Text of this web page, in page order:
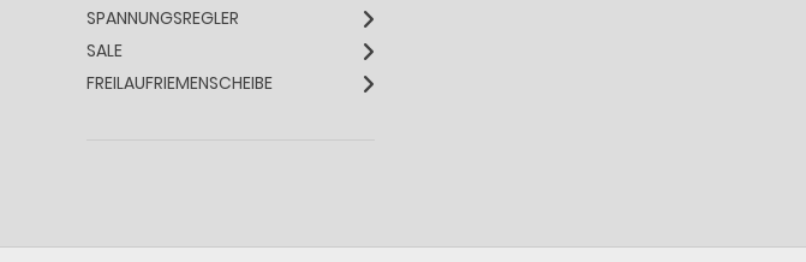
SPANNUNGSREGLER
SALE
FREILAUFRIEMENSCHEIBE